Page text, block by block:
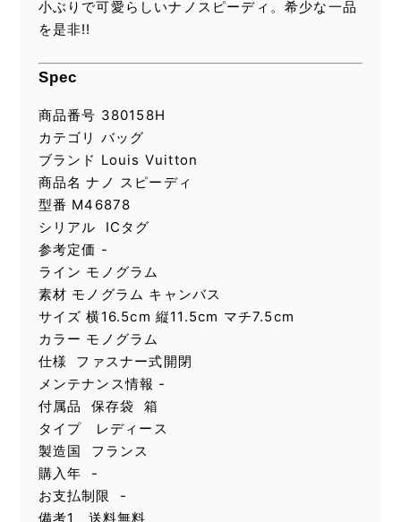
小ぶりで可愛らしいナノスピーディ。希少な一品
を是非!!
Spec
商品番号 380158H
カテゴリ バッグ
ブランド Louis Vuitton
商品名 ナノ スピーディ
型番 M46878
シリアル ICタグ
参考定価 -
ライン モノグラム
素材 モノグラム キャンバス
サイズ 横16.5cm 縦11.5cm マチ7.5cm
カラー モノグラム
仕様 ファスナー式開閉
メンテナンス情報 -
付属品 保存袋 箱
タイプ レディース
製造国 フランス
購入年 -
お支払制限 -
備考1 送料無料